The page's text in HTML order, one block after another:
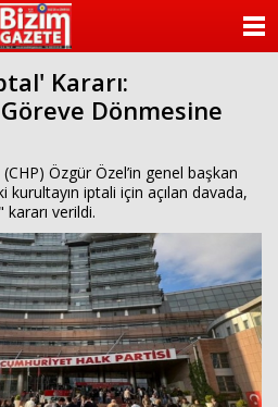
Kararı:
Dönmesine
Özgür Özel’in genel başkan
kurultayın iptali için açılan davada,
verildi.
KATEGORİLER
ANKETLER
FOTO GALERİ
VİDEO GALERİ
KÜNYE
İLETİŞİM